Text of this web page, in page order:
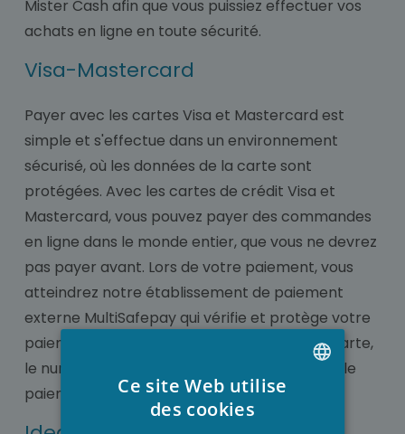
Mister Cash afin que vous puissiez effectuer vos
achats en ligne en toute sécurité.
Visa-Mastercard
Payer avec les cartes Visa et Mastercard est
simple et s'effectue dans un environnement
sécurisé, où les données de la carte sont
protégées. Avec les cartes de crédit Visa et
Mastercard, vous pouvez payer des commandes
en ligne dans le monde entier, que vous ne devrez
pas payer avant. Lors de votre paiement, vous
atteindrez notre établissement de paiement
externe MultiSafepay qui vérifie et protège votre
paiement. Là, vous entrez votre titulaire de carte,
le numéro de carte et la date d'expiration et le
paiement est effectué rapidement.
Ce site Web utilise
des cookies